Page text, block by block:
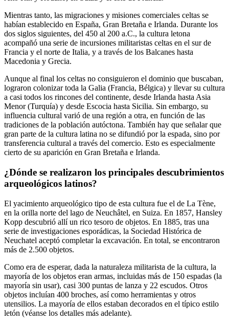
Mientras tanto, las migraciones y misiones comerciales celtas se
habían establecido en España, Gran Bretaña e Irlanda. Durante los
dos siglos siguientes, del 450 al 200 a.C., la cultura letona
acompañó una serie de incursiones militaristas celtas en el sur de
Francia y el norte de Italia, y a través de los Balcanes hasta
Macedonia y Grecia.
Aunque al final los celtas no consiguieron el dominio que buscaban,
lograron colonizar toda la Galia (Francia, Bélgica) y llevar su cultura
a casi todos los rincones del continente, desde Irlanda hasta Asia
Menor (Turquía) y desde Escocia hasta Sicilia. Sin embargo, su
influencia cultural varió de una región a otra, en función de las
tradiciones de la población autóctona. También hay que señalar que
gran parte de la cultura latina no se difundió por la espada, sino por
transferencia cultural a través del comercio. Esto es especialmente
cierto de su aparición en Gran Bretaña e Irlanda.
¿Dónde se realizaron los principales descubrimientos
arqueológicos latinos?
El yacimiento arqueológico tipo de esta cultura fue el de La Tène,
en la orilla norte del lago de Neuchâtel, en Suiza. En 1857, Hansley
Kopp descubrió allí un rico tesoro de objetos. En 1885, tras una
serie de investigaciones esporádicas, la Sociedad Histórica de
Neuchatel aceptó completar la excavación. En total, se encontraron
más de 2.500 objetos.
Como era de esperar, dada la naturaleza militarista de la cultura, la
mayoría de los objetos eran armas, incluidas más de 150 espadas (la
mayoría sin usar), casi 300 puntas de lanza y 22 escudos. Otros
objetos incluían 400 broches, así como herramientas y otros
utensilios. La mayoría de ellos estaban decorados en el típico estilo
letón (véanse los detalles más adelante).